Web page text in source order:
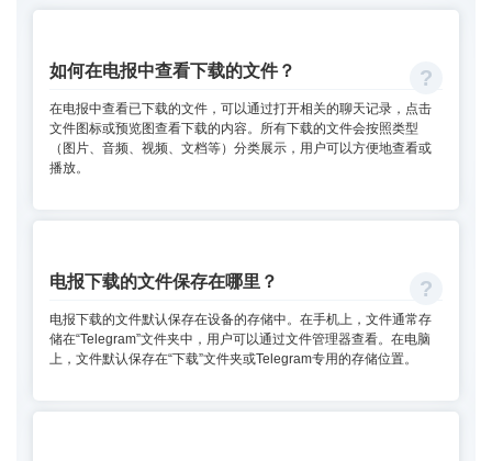
如何在电报中查看下载的文件？
在电报中查看已下载的文件，可以通过打开相关的聊天记录，点击
文件图标或预览图查看下载的内容。所有下载的文件会按照类型
（图片、音频、视频、文档等）分类展示，用户可以方便地查看或
播放。
电报下载的文件保存在哪里？
电报下载的文件默认保存在设备的存储中。在手机上，文件通常存
储在“Telegram”文件夹中，用户可以通过文件管理器查看。在电脑
上，文件默认保存在“下载”文件夹或Telegram专用的存储位置。